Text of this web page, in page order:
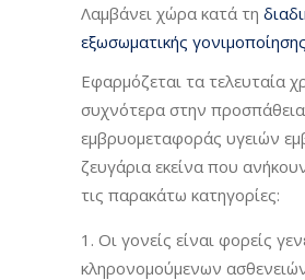
Λαμβάνει χώρα κατά τη
εξωσωματικής γονιμοποίησης
Εφαρμόζεται τα τελευταία
συχνότερα στην προσπάθεια
εμβρυομεταφοράς υγειών
ζευγάρια εκείνα που
τις παρακάτω κατηγορίες:
Οι γονείς είναι φορείς
κληρονομούμενων